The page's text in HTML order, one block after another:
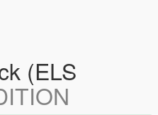
(ELS